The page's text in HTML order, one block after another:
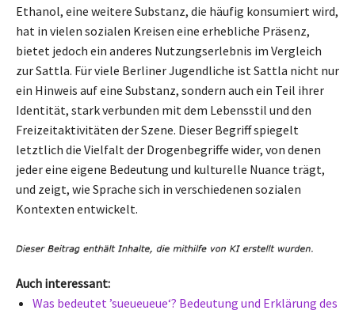
Ethanol, eine weitere Substanz, die häufig konsumiert wird,
hat in vielen sozialen Kreisen eine erhebliche Präsenz,
bietet jedoch ein anderes Nutzungserlebnis im Vergleich
zur Sattla. Für viele Berliner Jugendliche ist Sattla nicht nur
ein Hinweis auf eine Substanz, sondern auch ein Teil ihrer
Identität, stark verbunden mit dem Lebensstil und den
Freizeitaktivitäten der Szene. Dieser Begriff spiegelt
letztlich die Vielfalt der Drogenbegriffe wider, von denen
jeder eine eigene Bedeutung und kulturelle Nuance trägt,
und zeigt, wie Sprache sich in verschiedenen sozialen
Kontexten entwickelt.
Auch interessant:
Was bedeutet ’sueueueue‘? Bedeutung und Erklärung des